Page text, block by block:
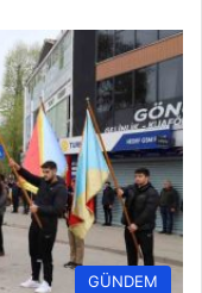
GÜNDEM